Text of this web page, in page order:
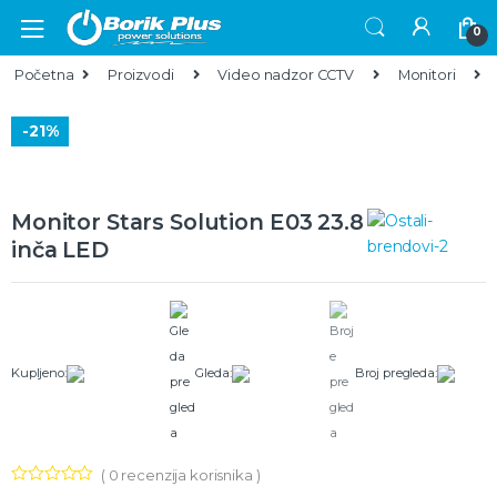
Skip to navigation
Skip to content
0
Početna Proizvodi Video nadzor CCTV Monitori
-21%
Monitor Stars Solution E03 23.8
inča LED
Kupljeno: Gleda: Broj pregleda:
( 0 recenzija korisnika )